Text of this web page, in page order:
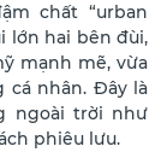
chất “urban
lớn hai bên đùi,
mạnh mẽ, vừa
nhân. Đây là
ngoài trời như
phiêu lưu.